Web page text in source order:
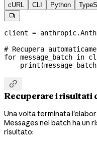
cURL CLI Python

client =
# Recupera
for message_batch in
    print

Recuperare i risultati
Una volta terminata
Messages nel batch ha un
risultato: